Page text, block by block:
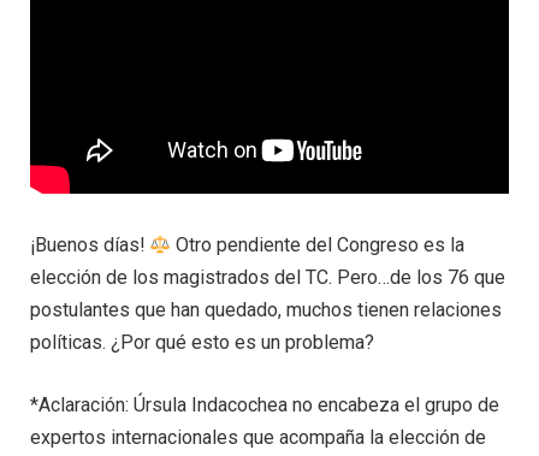
¡Buenos días!
Otro pendiente del Congreso es la
elección de los magistrados del TC. Pero…de los 76 que
postulantes que han quedado, muchos tienen relaciones
políticas. ¿Por qué esto es un problema?
*Aclaración: Úrsula Indacochea no encabeza el grupo de
expertos internacionales que acompaña la elección de